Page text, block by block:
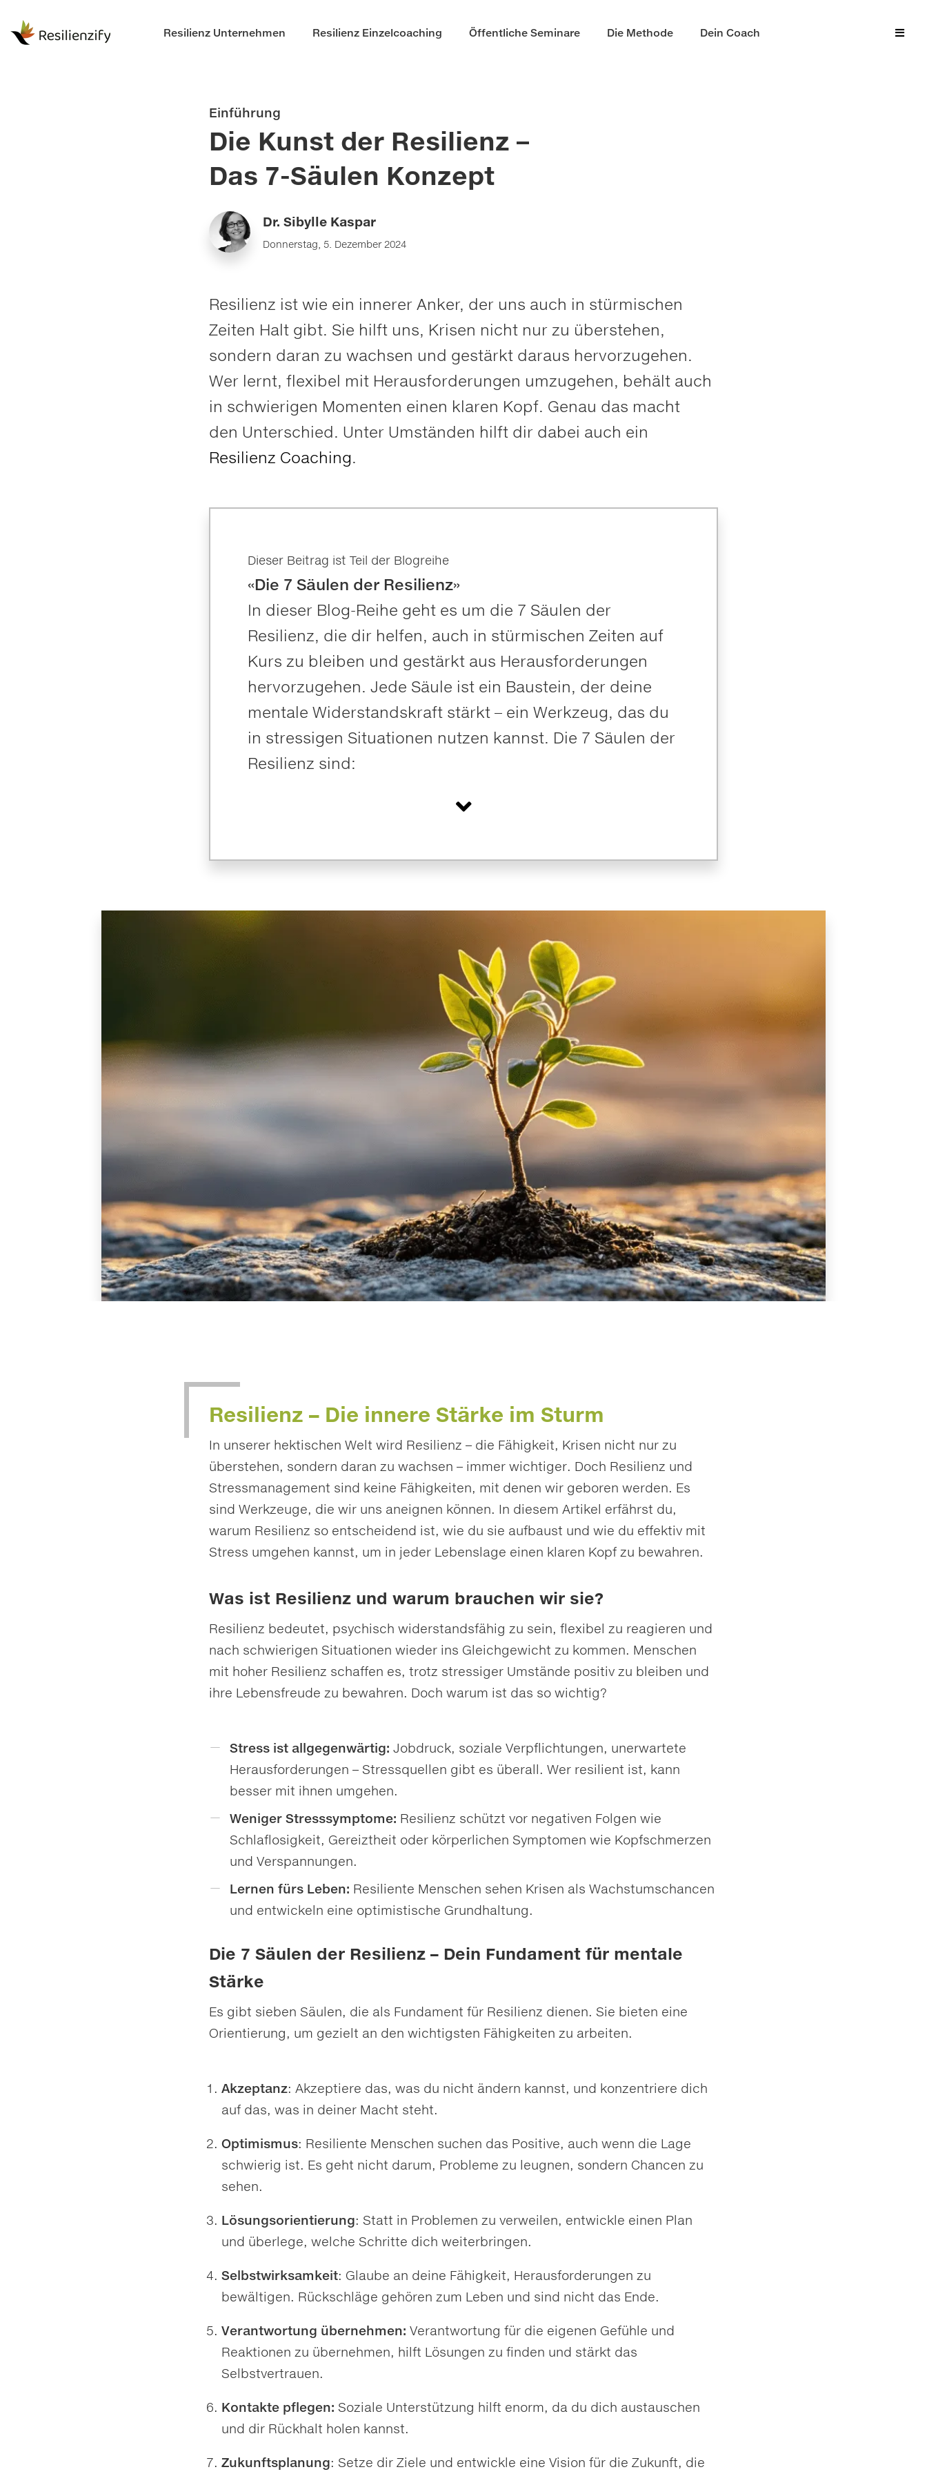
Resilienz Unternehmen Resilienz Einzelcoaching Öffentliche Seminare Die Methode Dein Coach
Einführung
Die Kunst der Resilienz –
Das 7-Säulen Konzept
Dr. Sibylle Kaspar
Donnerstag, 5. Dezember 2024
Resilienz ist wie ein innerer Anker, der uns auch in stürmischen
Zeiten Halt gibt. Sie hilft uns, Krisen nicht nur zu überstehen,
sondern daran zu wachsen und gestärkt daraus hervorzugehen.
Wer lernt, flexibel mit Herausforderungen umzugehen, behält auch
in schwierigen Momenten einen klaren Kopf. Genau das macht
den Unterschied. Unter Umständen hilft dir dabei auch ein
Resilienz Coaching.
Dieser Beitrag ist Teil der Blogreihe
«Die 7 Säulen der Resilienz»
In dieser Blog-Reihe geht es um die 7 Säulen der
Resilienz, die dir helfen, auch in stürmischen Zeiten auf
Kurs zu bleiben und gestärkt aus Herausforderungen
hervorzugehen. Jede Säule ist ein Baustein, der deine
mentale Widerstandskraft stärkt – ein Werkzeug, das du
in stressigen Situationen nutzen kannst. Die 7 Säulen der
Resilienz sind:
Resilienz – Die innere Stärke im Sturm
In unserer hektischen Welt wird Resilienz – die Fähigkeit, Krisen nicht nur zu
überstehen, sondern daran zu wachsen – immer wichtiger. Doch Resilienz und
Stressmanagement sind keine Fähigkeiten, mit denen wir geboren werden. Es
sind Werkzeuge, die wir uns aneignen können. In diesem Artikel erfährst du,
warum Resilienz so entscheidend ist, wie du sie aufbaust und wie du effektiv mit
Stress umgehen kannst, um in jeder Lebenslage einen klaren Kopf zu bewahren.
Was ist Resilienz und warum brauchen wir sie?
Resilienz bedeutet, psychisch widerstandsfähig zu sein, flexibel zu reagieren und
nach schwierigen Situationen wieder ins Gleichgewicht zu kommen. Menschen
mit hoher Resilienz schaffen es, trotz stressiger Umstände positiv zu bleiben und
ihre Lebensfreude zu bewahren. Doch warum ist das so wichtig?
Stress ist allgegenwärtig: Jobdruck, soziale Verpflichtungen, unerwartete
Herausforderungen – Stressquellen gibt es überall. Wer resilient ist, kann
besser mit ihnen umgehen.
Weniger Stresssymptome: Resilienz schützt vor negativen Folgen wie
Schlaflosigkeit, Gereiztheit oder körperlichen Symptomen wie Kopfschmerzen
und Verspannungen.
Lernen fürs Leben: Resiliente Menschen sehen Krisen als Wachstumschancen
und entwickeln eine optimistische Grundhaltung.
Die 7 Säulen der Resilienz – Dein Fundament für mentale
Stärke
Es gibt sieben Säulen, die als Fundament für Resilienz dienen. Sie bieten eine
Orientierung, um gezielt an den wichtigsten Fähigkeiten zu arbeiten.
Akzeptanz: Akzeptiere das, was du nicht ändern kannst, und konzentriere dich
auf das, was in deiner Macht steht.
Optimismus: Resiliente Menschen suchen das Positive, auch wenn die Lage
schwierig ist. Es geht nicht darum, Probleme zu leugnen, sondern Chancen zu
sehen.
Lösungsorientierung: Statt in Problemen zu verweilen, entwickle einen Plan
und überlege, welche Schritte dich weiterbringen.
Selbstwirksamkeit: Glaube an deine Fähigkeit, Herausforderungen zu
bewältigen. Rückschläge gehören zum Leben und sind nicht das Ende.
Verantwortung übernehmen: Verantwortung für die eigenen Gefühle und
Reaktionen zu übernehmen, hilft Lösungen zu finden und stärkt das
Selbstvertrauen.
Kontakte pflegen: Soziale Unterstützung hilft enorm, da du dich austauschen
und dir Rückhalt holen kannst.
Zukunftsplanung: Setze dir Ziele und entwickle eine Vision für die Zukunft, die